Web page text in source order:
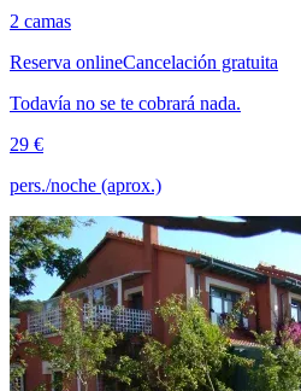
2 camas
Reserva onlineCancelación gratuita
Todavía no se te cobrará nada.
29 €
pers./noche (aprox.)